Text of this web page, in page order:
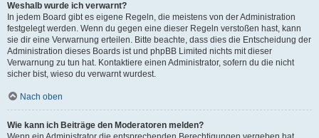
Weshalb wurde ich verwarnt?
In jedem Board gibt es eigene Regeln, die meistens von der Administration
festgelegt werden. Wenn du gegen eine dieser Regeln verstoßen hast, kann
sie dir eine Verwarnung erteilen. Bitte beachte, dass dies die Entscheidung der
Administration dieses Boards ist und phpBB Limited nichts mit dieser
Verwarnung zu tun hat. Kontaktiere einen Administrator, sofern du die nicht
sicher bist, wieso du verwarnt wurdest.
Nach oben
Wie kann ich Beiträge den Moderatoren melden?